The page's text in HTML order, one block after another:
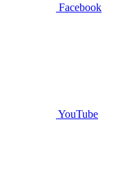
Facebook
YouTube